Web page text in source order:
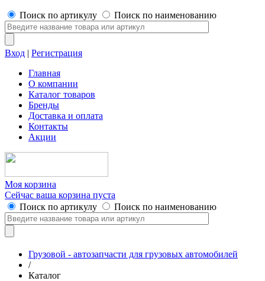
Поиск по артикулу Поиск по наименованию
Вход | Регистрация
Главная
О компании
Каталог товаров
Бренды
Доставка и оплата
Контакты
Акции
Моя корзина
Сейчас ваша корзина пуста
Поиск по артикулу
Поиск по наименованию
Грузовой - автозапчасти для грузовых автомобилей
/
Каталог